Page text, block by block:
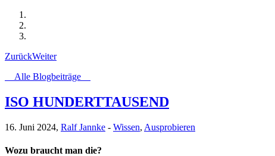
ZurückWeiter
Alle Blogbeiträge
ISO HUNDERTTAUSEND
16. Juni 2024, Ralf Jannke - Wissen, Ausprobieren
Wozu braucht man die?